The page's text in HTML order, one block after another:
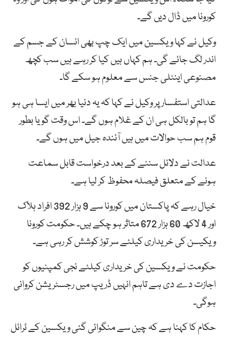
کورونا میں ڈال دیں گے۔
وکیل نے کہا ویکسین میں ایک چپ بھی انسان کے جسم کے
اندر لگ جائے گی۔ ہم کہاں ہیں کیا کر رہے ہیں سب کچھ
مصنوعی اینٹلی جنس سے معلوم ہو سکے گا۔
عدالتی استفسار پر وکیل نے کہا کہ یہ دنیا بھر میں ایسا ہی ہو
گا ہم تو بالکل ہی ان کے غلام ہوں گے۔ اس وقت گویا بطور
قوم ہم سب حوالات میں ہیں آئندہ جیل میں ہوں گے۔
عدالت نے دلائل سننے کے بعد درخواست قابل سماعت
ہونے کے متعلق فیصلہ محفوظ کر لیا ہے۔
خیال رہے کہ پاکستان میں کورونا سے 9 ہزار 392 افراد ہلاک
اور 4 لاکھ 60 ہزار 672 متاثر ہو چکے ہیں۔ حکومت کورونا
ویکیسن کی خریداری کیلئے سر توڑ کوشش کر رہی ہے۔
حکومت نے ویکسین کی خریداری کیلئے نجی کمپنیوں کو
اجازت دے دی ہے تاہم انہیں ڈریپ میں رجسٹریشن کروانی
ہوگی۔
حکام کا کہنا ہے کہ چین سے منگوائی گئی ویکسین کے ٹرائل